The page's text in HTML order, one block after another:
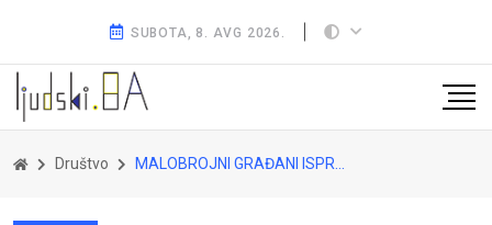
SUBOTA, 8. AVG 2026.
Društvo MALOBROJNI GRAĐANI ISPRED OHR-A: Skinuti "luđačku košulju" sa BiH